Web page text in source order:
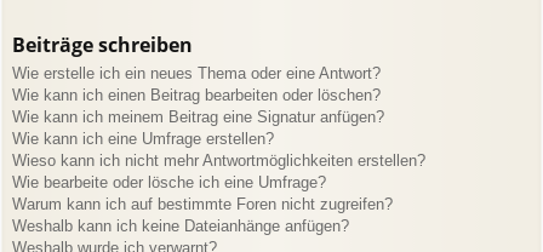
Beiträge schreiben
Wie erstelle ich ein neues Thema oder eine Antwort?
Wie kann ich einen Beitrag bearbeiten oder löschen?
Wie kann ich meinem Beitrag eine Signatur anfügen?
Wie kann ich eine Umfrage erstellen?
Wieso kann ich nicht mehr Antwortmöglichkeiten erstellen?
Wie bearbeite oder lösche ich eine Umfrage?
Warum kann ich auf bestimmte Foren nicht zugreifen?
Weshalb kann ich keine Dateianhänge anfügen?
Weshalb wurde ich verwarnt?